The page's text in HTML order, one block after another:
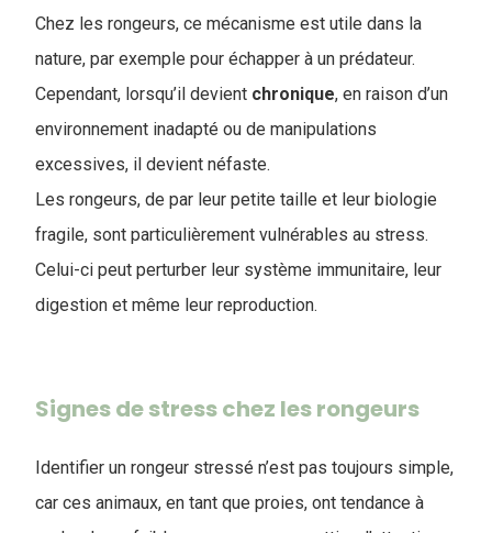
Chez les rongeurs, ce mécanisme est utile dans la
nature, par exemple pour échapper à un prédateur.
Cependant, lorsqu’il devient chronique, en raison d’un
environnement inadapté ou de manipulations
excessives, il devient néfaste.
Les rongeurs, de par leur petite taille et leur biologie
fragile, sont particulièrement vulnérables au stress.
Celui-ci peut perturber leur système immunitaire, leur
digestion et même leur reproduction.
Signes de stress chez les rongeurs
Identifier un rongeur stressé n’est pas toujours simple,
car ces animaux, en tant que proies, ont tendance à